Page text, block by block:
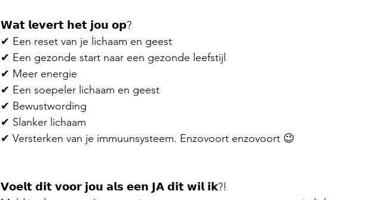
𝗪𝗮𝘁 𝗹𝗲𝘃𝗲𝗿𝘁 𝗵𝗲𝘁 𝗷𝗼𝘂 𝗼𝗽?
✔︎ Een reset van je lichaam en geest
✔︎ Een gezonde start naar een gezonde leefstijl
✔︎ Meer energie
✔︎ Een soepeler lichaam en geest
✔︎ Bewustwording
✔︎ Slanker lichaam
✔︎ Versterken van je immuunsysteem. Enzovoort enzovoort 😉
𝗩𝗼𝗲𝗹𝘁 𝗱𝗶𝘁 𝘃𝗼𝗼𝗿 𝗷𝗼𝘂 𝗮𝗹𝘀 𝗲𝗲𝗻 𝗝𝗔 𝗱𝗶𝘁 𝘄𝗶𝗹 𝗶𝗸?!